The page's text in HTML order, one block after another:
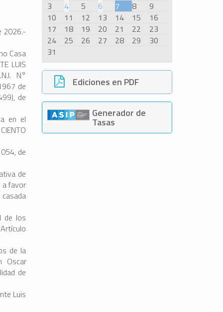
3
4 5 6 7 8
9
10
11 12 13 14 15
16
17
18 19 20 21 22
23
24
25 26 27 28 29
30
31
Ediciones en PDF
Generador de
Tasas
2026.-
Casa
LUIS
N°
de
de
en el
de
de
a favor
de los
de la
Oscar
de
Luis